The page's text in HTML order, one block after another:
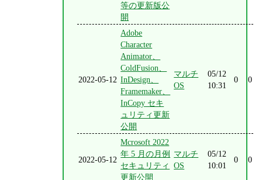
等の更新版公
開
2022-05-12
Adobe
Character
Animator、
ColdFusion、
InDesign、
Framemaker、
InCopy セキ
ュリティ更新
公開
マルチ
OS
05/12
10:31
0 0
2022-05-12
Mcrosoft 2022
年 5 月の月例
セキュリティ
更新公開
マルチ
OS
05/12
10:01
0 0